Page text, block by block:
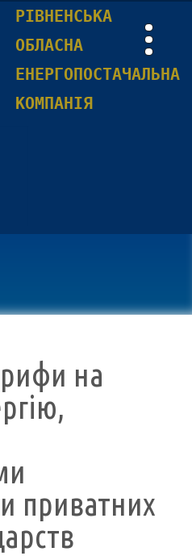
РІВНЕНСЬКА
ОБЛАСНА
ЕНЕРГОПОСТАЧАЛЬНА
КОМПАНІЯ
на
приватних